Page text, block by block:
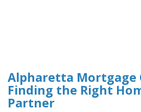
Alpharetta Mortgage
Finding the Right
Partner